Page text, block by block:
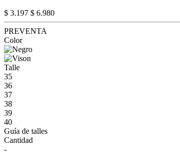
$ 3.197 $ 6.980
PREVENTA
Color
Talle
35
36
37
38
39
40
Guía de talles
Cantidad
-